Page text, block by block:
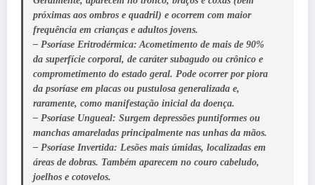
próximas aos ombros e quadril) e ocorrem com maior
frequência em crianças e adultos jovens.
– Psoríase Eritrodérmica: Acometimento de mais de 90%
da superfície corporal, de caráter subagudo ou crônico e
comprometimento do estado geral. Pode ocorrer por piora
da psoríase em placas ou pustulosa generalizada e,
raramente, como manifestação inicial da doença.
– Psoríase Ungueal: Surgem depressões puntiformes ou
manchas amareladas principalmente nas unhas da mãos.
– Psoríase Invertida: Lesões mais úmidas, localizadas em
áreas de dobras. Também aparecem no couro cabeludo,
joelhos e cotovelos.